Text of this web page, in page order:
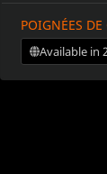
POIGNÉES
Available in